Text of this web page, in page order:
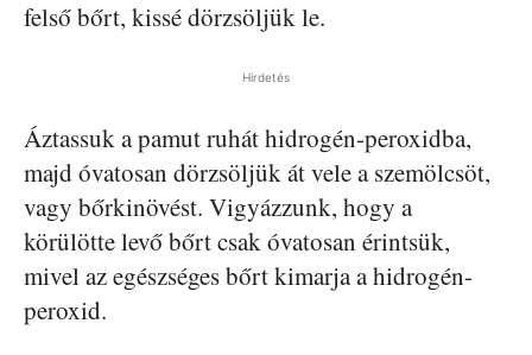
felső bőrt, kissé dörzsöljük le.
Hirdetés
Áztassuk a pamut ruhát hidrogén-peroxidba,
majd óvatosan dörzsöljük át vele a szemölcsöt,
vagy bőrkinövést. Vigyázzunk, hogy a
körülötte levő bőrt csak óvatosan érintsük,
mivel az egészséges bőrt kimarja a hidrogén-
peroxid.